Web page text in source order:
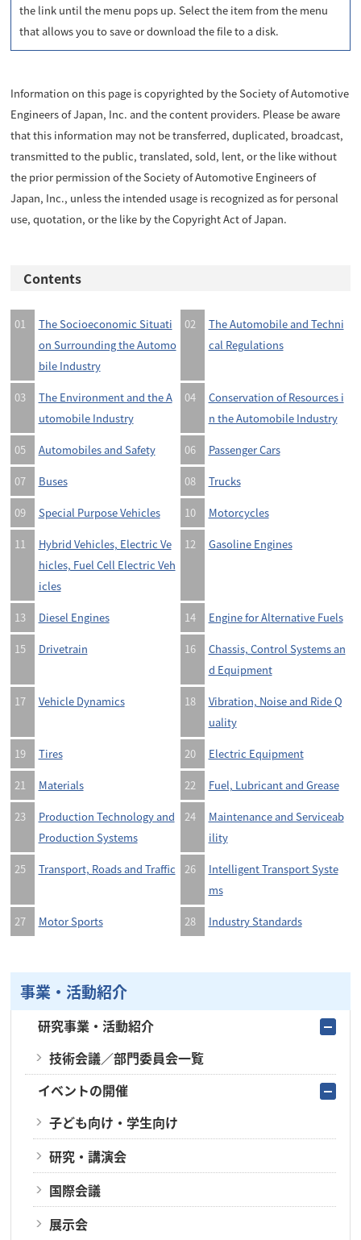
the link until the menu pops up. Select the item from the menu
that allows you to save or download the file to a disk.
Information on this page is copyrighted by the Society of Automotive
Engineers of Japan, Inc. and the content providers. Please be aware
that this information may not be transferred, duplicated, broadcast,
transmitted to the public, translated, sold, lent, or the like without
the prior permission of the Society of Automotive Engineers of
Japan, Inc., unless the intended usage is recognized as for personal
use, quotation, or the like by the Copyright Act of Japan.
Contents
01
The Socioeconomic Situati
on Surrounding the Automo
bile Industry
02
The Automobile and Techni
cal Regulations
03
The Environment and the A
utomobile Industry
04
Conservation of Resources i
n the Automobile Industry
05 Automobiles and Safety 06 Passenger Cars
07 Buses 08 Trucks
09 Special Purpose Vehicles 10 Motorcycles
11
Hybrid Vehicles, Electric Ve
hicles, Fuel Cell Electric Veh
icles
12 Gasoline Engines
13 Diesel Engines 14 Engine for Alternative Fuels
15 Drivetrain 16
Chassis, Control Systems an
d Equipment
17 Vehicle Dynamics 18
Vibration, Noise and Ride Q
uality
19 Tires 20 Electric Equipment
21 Materials 22 Fuel, Lubricant and Grease
23
Production Technology and
Production Systems
24
Maintenance and Serviceab
ility
25 Transport, Roads and Traffic 26
Intelligent Transport Syste
ms
27 Motor Sports 28 Industry Standards
事業・活動紹介
研究事業・活動紹介
技術会議／部門委員会一覧
イベントの開催
子ども向け・学生向け
研究・講演会
国際会議
展示会